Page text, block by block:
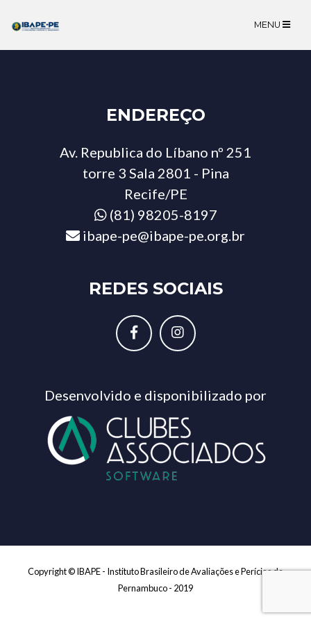
MENU
ENDEREÇO
Av. Republica do Líbano nº 251
torre 3 Sala 2801 - Pina
Recife/PE
(81) 98205-8197
ibape-pe@ibape-pe.org.br
REDES SOCIAIS
Desenvolvido e disponibilizado por
Copyright © IBAPE - Instituto Brasileiro de Avaliações e Perícias de
Pernambuco - 2019